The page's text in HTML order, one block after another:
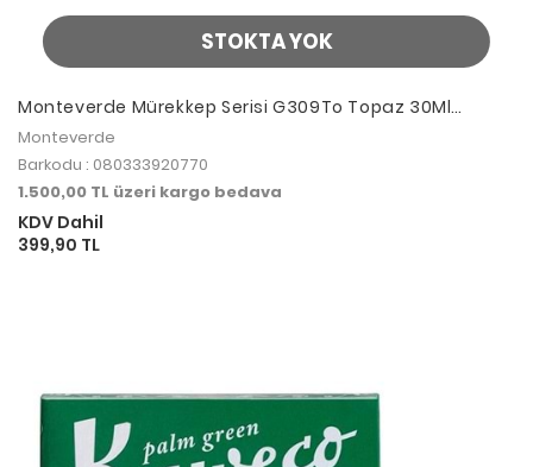
STOKTA YOK
Monteverde Mürekkep Serisi G309To Topaz 30Ml
Mürekkep
Monteverde
Barkodu : 080333920770
1.500,00 TL üzeri kargo bedava
KDV Dahil
399,90 TL